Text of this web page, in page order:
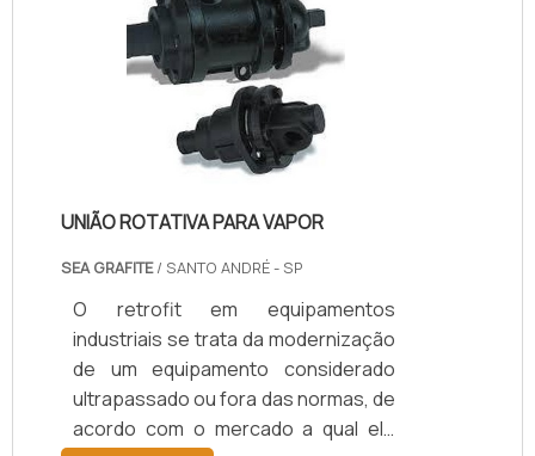
APLICADO EM NOVOS
EMPREENDIMENTOSO
comissionamento pode ser aplicado
tanto a novos empreendimentos
quanto a unidades e sistemas
existentes em processo de
UNIÃO ROTATIVA PARA VAPOR
SEA GRAFITE/ SANTO ANDRÉ - SP
O retrofit em equipamentos
industriais se trata da modernização
de um equipamento considerado
ultrapassado ou fora das normas, de
acordo com o mercado a qual ele